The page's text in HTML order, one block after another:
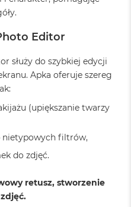
Editor
służy do szybkiej edycji
Apka oferuje szereg
(upiększanie twarzy
nietypowych filtrów,
do zdjęć.
retusz, stworzenie